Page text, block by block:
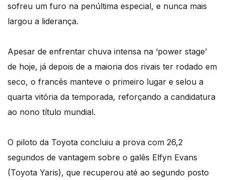
sofreu um furo na penúltima especial, e nunca mais
largou a liderança.
Apesar de enfrentar chuva intensa na ‘power stage’
de hoje, já depois de a maioria dos rivais ter rodado em
seco, o francês manteve o primeiro lugar e selou a
quarta vitória da temporada, reforçando a candidatura
ao nono título mundial.
O piloto da Toyota concluiu a prova com 26,2
segundos de vantagem sobre o galês Elfyn Evans
(Toyota Yaris), que recuperou até ao segundo posto